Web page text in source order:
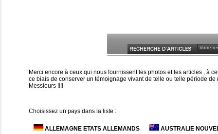
Merci encore à ceux qui nous fournissent les photos et les articles , à
ce biais de conserver un témoignage vivant de telle ou telle période
Messieurs !!!!
Choisissez un pays dans la liste :
ALLEMAGNE ETATS ALLEMANDS AUSTRALIE